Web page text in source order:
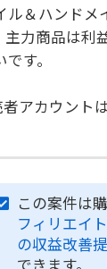
＆ハンドメ
主力商品は利
す。
アカウント
この案件は
フィリエイ
の収益改善
できます。